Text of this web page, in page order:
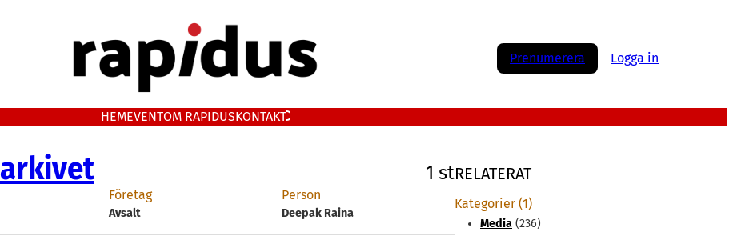
Prenumerera Logga in
HEMEVENTOM RAPIDUSKONTAKT
arkivet 1 st
Företag
Avsalt
Person
Deepak Raina
RELATERAT
Kategorier (1)
Media (236)